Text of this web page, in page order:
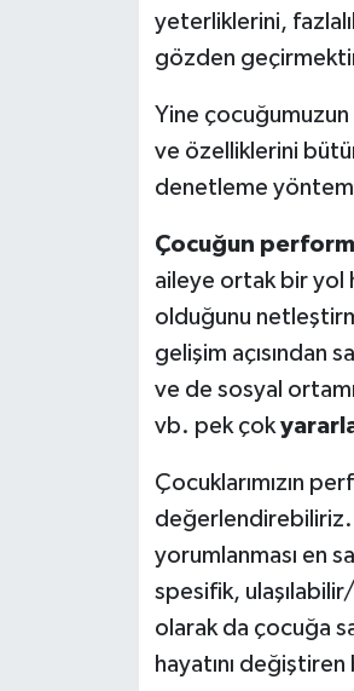
yeterliklerini,
gözden
Yine çocuğumuzun
ve özelliklerini
denetleme
Çocuğun
aileye ortak bir yol
olduğunu
gelişim açısından
ve de sosyal
vb. pek çok
Çocuklarımızın
değerlendirebiliriz.
yorumlanması en
spesifik, ulaşılabilir/
olarak da çocuğa
hayatını